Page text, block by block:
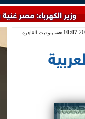
مصر غنية بالخامات
10:07 صـ بتوقيت القاهرة